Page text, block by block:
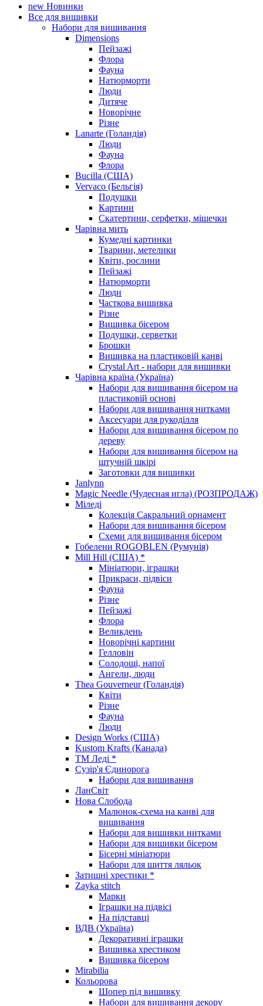
new Новинки
Все для вишивки
Набори для вишивання
Dimensions
Пейзажі
Флора
Фауна
Натюрморти
Люди
Дитяче
Новорічне
Різне
Lanarte (Голандія)
Люди
Фауна
Флора
Bucilla (США)
Vervaco (Бельгія)
Подушки
Картини
Скатертини, серфетки, мішечки
Чарiвна мить
Кумедні картинки
Тварини, метелики
Квіти, рослини
Пейзажі
Натюрморти
Люди
Часткова вишивка
Різне
Вишивка бісером
Подушки, серветки
Брошки
Вишивка на пластиковій канві
Crystal Art - набори для вишивки
Чарівна країна (Україна)
Набори для вишивання бісером на
пластиковій основі
Набори для вишивання нитками
Аксесуари для рукоділля
Набори для вишивання бісером по
дереву
Набори для вишивання бісером на
штучній шкірі
Заготовки для вишивки
Janlynn
Magic Needle (Чудесная игла) (РОЗПРОДАЖ)
Міледі
Колекція Сакральний орнамент
Набори для вишивання бісером
Схеми для вишивання бісером
Гобелени ROGOBLEN (Румунія)
Mill Hill (США) *
Мініатюри, іграшки
Прикраси, підвіси
Фауна
Різне
Пейзажі
Флора
Великдень
Новорічні картини
Гелловін
Солодощі, напої
Ангели, люди
Thea Gouverneur (Голандія)
Квіти
Різне
Фауна
Люди
Design Works (США)
Kustom Krafts (Канада)
ТМ Леді *
Сузір'я Єдинорога
Набори для вишивання
ЛанСвіт
Нова Слобода
Малюнок-схема на канві для
вишивання
Набори для вишивки нитками
Набори для вишивки бісером
Бісерні мініатюри
Набори для шиття ляльок
Затишні хрестики *
Zayka stitch
Марки
Іграшки на підвісі
На підставці
ВДВ (Україна)
Декоративні іграшки
Вишивка хрестиком
Вишивка бісером
Mirabilia
Кольорова
Шопер під вишивку
Набори для вишивання декору